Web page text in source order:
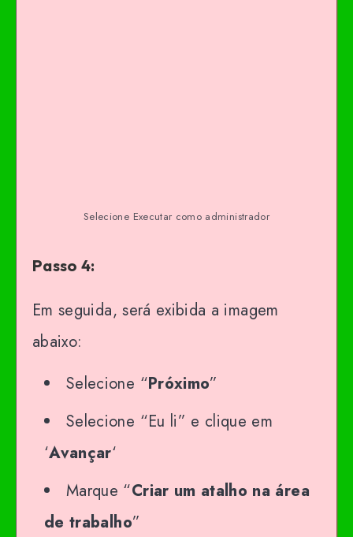
Selecione Executar como administrador
Passo 4:
Em seguida, será exibida a imagem
abaixo:
Selecione “Próximo”
Selecione “Eu li” e clique em
‘Avançar‘
Marque “Criar um atalho na área
de trabalho”